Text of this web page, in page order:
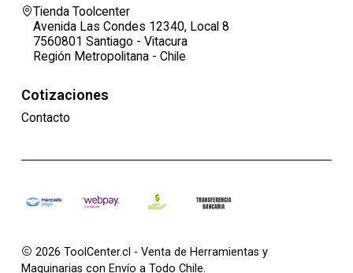
Tienda Toolcenter
Avenida Las Condes 12340, Local 8
7560801 Santiago - Vitacura
Región Metropolitana - Chile
Cotizaciones
Contacto
2026 ToolCenter.cl - Venta de Herramientas y
Maquinarias con Envío a Todo Chile.